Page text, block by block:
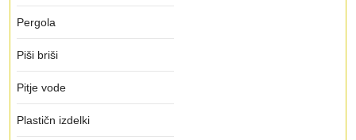
Pergola
Piši briši
Pitje vode
Plastičn izdelki